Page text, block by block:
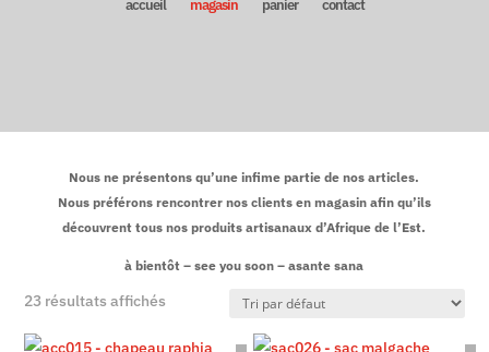
accueil magasin panier contact
Nous ne présentons qu’une infime partie de nos articles.
Nous préférons rencontrer nos clients en magasin afin qu’ils
découvrent tous nos produits artisanaux d’Afrique de l’Est.
à bientôt – see you soon – asante sana
23 résultats affichés